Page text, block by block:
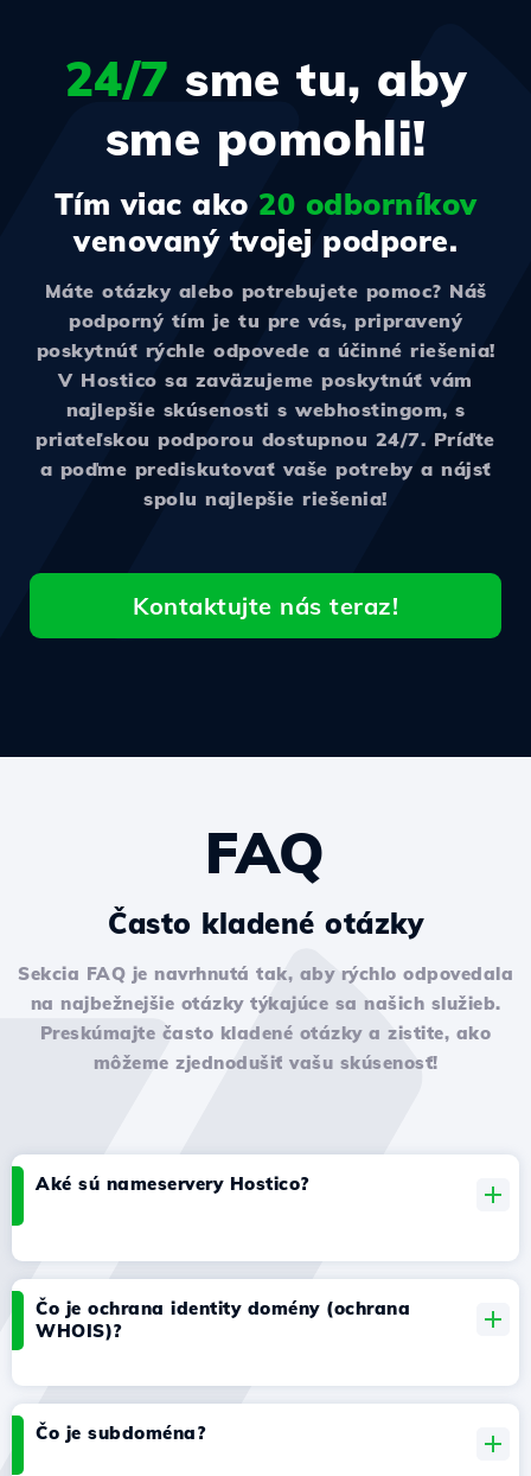
24/7 sme tu, aby
sme pomohli!
Tím viac ako 20 odborníkov
venovaný tvojej podpore.
Máte otázky alebo potrebujete pomoc? Náš
podporný tím je tu pre vás, pripravený
poskytnúť rýchle odpovede a účinné riešenia!
V Hostico sa zaväzujeme poskytnúť vám
najlepšie skúsenosti s webhostingom, s
priateľskou podporou dostupnou 24/7. Príďte
a poďme prediskutovať vaše potreby a nájsť
spolu najlepšie riešenia!
Kontaktujte nás teraz!
FAQ
Často kladené otázky
Sekcia FAQ je navrhnutá tak, aby rýchlo odpovedala
na najbežnejšie otázky týkajúce sa našich služieb.
Preskúmajte často kladené otázky a zistite, ako
môžeme zjednodušiť vašu skúsenosť!
Aké sú nameservery Hostico?
Čo je ochrana identity domény (ochrana
WHOIS)?
Čo je subdoména?